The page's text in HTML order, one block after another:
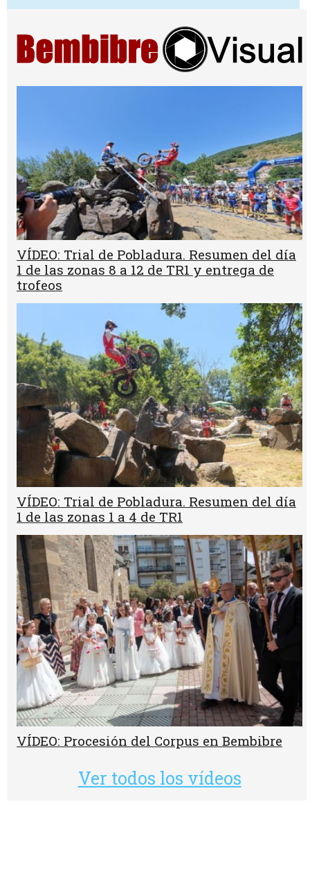
VÍDEO: Trial de Pobladura. Resumen del día
1 de las zonas 8 a 12 de TR1 y entrega de
trofeos
VÍDEO: Trial de Pobladura. Resumen del día
1 de las zonas 1 a 4 de TR1
VÍDEO: Procesión del Corpus en Bembibre
Ver todos los vídeos